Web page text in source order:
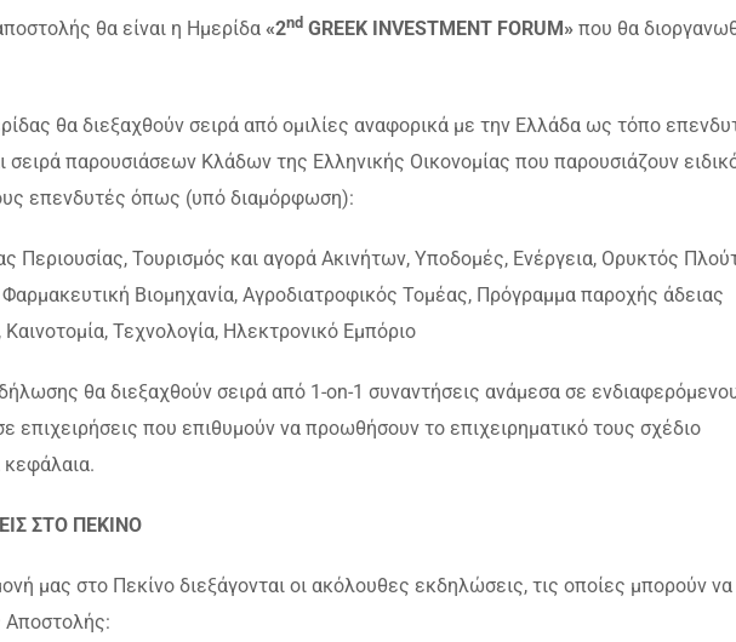
θα είναι η Ημερίδα «2nd GREEK INVESTMENT FORUM» που θα
θα διεξαχθούν σειρά από ομιλίες αναφορικά με την Ελλάδα ως τόπο
παρουσιάσεων Κλάδων της Ελληνικής Οικονομίας που παρουσιάζουν
επενδυτές όπως (υπό διαμόρφωση):
Περιουσίας, Τουρισμός και αγορά Ακινήτων, Υποδομές, Ενέργεια, Ορυκτός
Βιομηχανία, Αγροδιατροφικός Τομέας, Πρόγραμμα παροχής άδειας
Τεχνολογία, Ηλεκτρονικό Εμπόριο
θα διεξαχθούν σειρά από 1-on-1 συναντήσεις ανάμεσα σε
επιχειρήσεις που επιθυμούν να προωθήσουν το επιχειρηματικό τους σχέδιο
ΣΤΟ ΠΕΚΙΝΟ
μας στο Πεκίνο διεξάγονται οι ακόλουθες εκδηλώσεις, τις οποίες μπορούν να
Αποστολής: